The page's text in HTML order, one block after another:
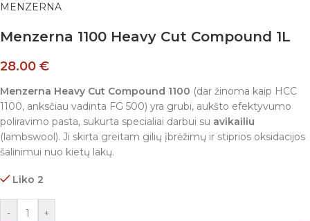
MENZERNA
Menzerna 1100 Heavy Cut Compound 1L
28.00 €
Menzerna Heavy Cut Compound 1100 (dar žinoma kaip HCC
1100, anksčiau vadinta FG 500) yra grubi, aukšto efektyvumo
poliravimo pasta, sukurta specialiai darbui su avikailiu
(lambswool). Ji skirta greitam gilių įbrėžimų ir stiprios oksidacijos
šalinimui nuo kietų lakų.
Liko 2
- +